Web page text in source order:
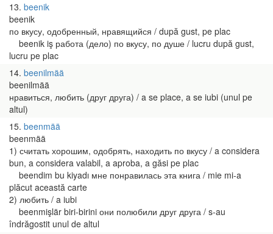
13 beenik
beenik
по вкусу, одобренный, нравящийся / după gust, pe plac
beenik iş работа (дело) по вкусу, по душе / lucru după gust,
lucru pe plac
14 beenilmää
beenilmää
нравиться, любить (друг друга) / a se place, a se iubi (unul pe
altul)
15 beenmää
beenmää
1) считать хорошим, одобрять, находить по вкусу / a considera
bun, a considera valabil, a aproba, a găsi pe plac
beendim bu kiyadı мне понравилась эта книга / mie mi-a
plăcut această carte
2) любить / a iubi
beenmişlär biri-birini они полюбили друг друга / s-au
îndrăgostit unul de altul